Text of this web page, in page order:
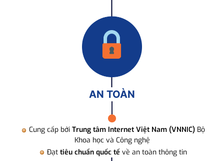
AN TOÀN
Cung cấp bởi Trung tâm Internet Việt Nam (VNNIC) Bộ
Khoa học và Công nghệ
Đạt tiêu chuẩn quốc tế về an toàn thông tin